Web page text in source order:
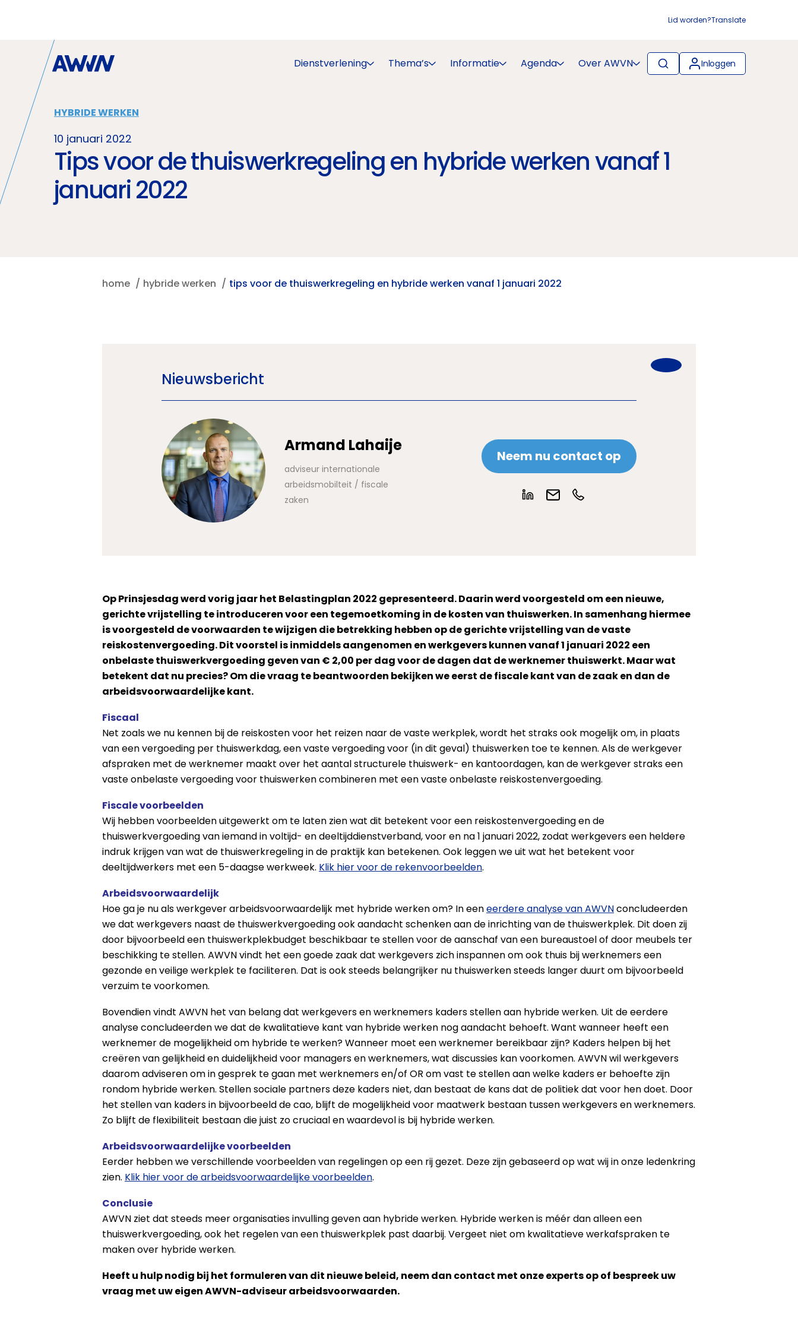
Lid worden?Translate
Dienstverlening Thema’s Informatie Agenda Over AWVN Inloggen
HYBRIDE WERKEN
10 januari 2022
Tips voor de thuiswerkregeling en hybride werken vanaf 1
januari 2022
home hybride werken tips voor de thuiswerkregeling en hybride werken vanaf 1 januari 2022
Nieuwsbericht
Armand Lahaije
adviseur internationale
arbeidsmobilteit / fiscale
zaken
Neem nu contact op
Op Prinsjesdag werd vorig jaar het Belastingplan 2022 gepresenteerd. Daarin werd voorgesteld om een nieuwe,
gerichte vrijstelling te introduceren voor een tegemoetkoming in de kosten van thuiswerken. In samenhang hiermee
is voorgesteld de voorwaarden te wijzigen die betrekking hebben op de gerichte vrijstelling van de vaste
reiskostenvergoeding. Dit voorstel is inmiddels aangenomen en werkgevers kunnen vanaf 1 januari 2022 een
onbelaste thuiswerkvergoeding geven van € 2,00 per dag voor de dagen dat de werknemer thuiswerkt. Maar wat
betekent dat nu precies? Om die vraag te beantwoorden bekijken we eerst de fiscale kant van de zaak en dan de
arbeidsvoorwaardelijke kant.
Fiscaal
Net zoals we nu kennen bij de reiskosten voor het reizen naar de vaste werkplek, wordt het straks ook mogelijk om, in plaats
van een vergoeding per thuiswerkdag, een vaste vergoeding voor (in dit geval) thuiswerken toe te kennen. Als de werkgever
afspraken met de werknemer maakt over het aantal structurele thuiswerk- en kantoordagen, kan de werkgever straks een
vaste onbelaste vergoeding voor thuiswerken combineren met een vaste onbelaste reiskostenvergoeding.
Fiscale voorbeelden
Wij hebben voorbeelden uitgewerkt om te laten zien wat dit betekent voor een reiskostenvergoeding en de
thuiswerkvergoeding van iemand in voltijd- en deeltijddienstverband, voor en na 1 januari 2022, zodat werkgevers een heldere
indruk krijgen van wat de thuiswerkregeling in de praktijk kan betekenen. Ook leggen we uit wat het betekent voor
deeltijdwerkers met een 5-daagse werkweek. Klik hier voor de rekenvoorbeelden.
Arbeidsvoorwaardelijk
Hoe ga je nu als werkgever arbeidsvoorwaardelijk met hybride werken om? In eeneerdere analyse van AWVNconcludeerden
we dat werkgevers naast de thuiswerkvergoeding ook aandacht schenken aan de inrichting van de thuiswerkplek. Dit doen zij
door bijvoorbeeld een thuiswerkplekbudget beschikbaar te stellen voor de aanschaf van een bureaustoel of door meubels ter
beschikking te stellen. AWVN vindt het een goede zaak dat werkgevers zich inspannen om ook thuis bij werknemers een
gezonde en veilige werkplek te faciliteren. Dat is ook steeds belangrijker nu thuiswerken steeds langer duurt om bijvoorbeeld
verzuim te voorkomen.
Bovendien vindt AWVN het van belang dat werkgevers en werknemers kaders stellen aan hybride werken. Uit de eerdere
analyse concludeerden we dat de kwalitatieve kant van hybride werken nog aandacht behoeft. Want wanneer heeft een
werknemer de mogelijkheid om hybride te werken? Wanneer moet een werknemer bereikbaar zijn? Kaders helpen bij het
creëren van gelijkheid en duidelijkheid voor managers en werknemers, wat discussies kan voorkomen. AWVN wil werkgevers
daarom adviseren om in gesprek te gaan met werknemers en/of OR om vast te stellen aan welke kaders er behoefte zijn
rondom hybride werken. Stellen sociale partners deze kaders niet, dan bestaat de kans dat de politiek dat voor hen doet. Door
het stellen van kaders in bijvoorbeeld de cao, blijft de mogelijkheid voor maatwerk bestaan tussen werkgevers en werknemers.
Zo blijft de flexibiliteit bestaan die juist zo cruciaal en waardevol is bij hybride werken.
Arbeidsvoorwaardelijke voorbeelden
Eerder hebben we verschillende voorbeelden van regelingen op een rij gezet. Deze zijn gebaseerd op wat wij in onze ledenkring
zien. Klik hier voor de arbeidsvoorwaardelijke voorbeelden.
Conclusie
AWVN ziet dat steeds meer organisaties invulling geven aan hybride werken. Hybride werken is méér dan alleen een
thuiswerkvergoeding, ook het regelen van een thuiswerkplek past daarbij. Vergeet niet om kwalitatieve werkafspraken te
maken over hybride werken.
Heeft u hulp nodig bij het formuleren van dit nieuwe beleid, neem dan contact met onze experts op of bespreek uw
vraag met uw eigen AWVN-adviseur arbeidsvoorwaarden.